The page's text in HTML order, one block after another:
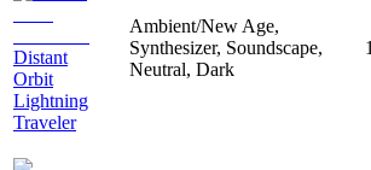
Distant
Orbit
Lightning
Traveler
Ambient/New Age,
Synthesizer, Soundscape,
Neutral, Dark